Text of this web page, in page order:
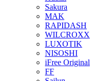
Sakura
MAK
RAPIDASH
WILCROXX
LUXOTIK
NISOSHI
iFree Original
FF